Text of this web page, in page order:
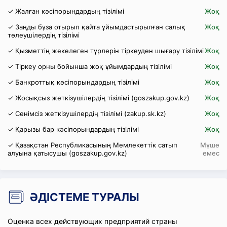
✓ Жалған кәсіпорындардың тізілімі
Жоқ
✓ Заңды бұза отырып қайта ұйымдастырылған салық
төлеушілердің тізілімі
Жоқ
✓ Қызметтің жекелеген түрлерін тіркеуден шығару тізіліміЖоқ
✓ Тіркеу орны бойынша жоқ ұйымдардың тізілімі
Жоқ
✓ Банкроттық кәсіпорындардың тізілімі
Жоқ
✓ Жосықсыз жеткізушілердің тізілімі (goszakup.gov.kz)
Жоқ
✓ Сенімсіз жеткізушілердің тізілімі (zakup.sk.kz)
Жоқ
✓ Қарызы бар кәсіпорындардың тізілімі
Жоқ
✓ Қазақстан Республикасының Мемлекеттік сатып
алуына қатысушы (goszakup.gov.kz)
Мүше
емес
ӘДІСТЕМЕ ТУРАЛЫ
Оценка всех действующих предприятий страны